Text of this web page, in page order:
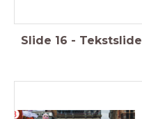
Slide 16 - Tekstslide